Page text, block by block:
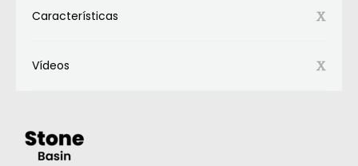
Características
Vídeos